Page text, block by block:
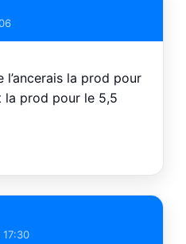
la prod pour
la prod pour le 5,5